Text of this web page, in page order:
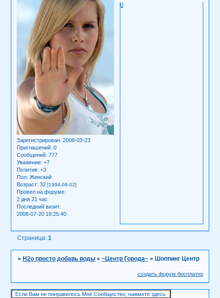
Зарегистрирован: 2008-03-23
Приглашений: 0
Сообщений: 777
Уважение: +7
Позитив: +3
Пол: Женский
Возраст: 32[1994-08-02]
Провел на форуме:
2 дня 21 час
Последний визит:
2008-07-20 18:25:40
0
Страница: 1
» H2о просто добавь воды » ~Центр Города~ » Шоппинг Центр
создать форум бесплатно